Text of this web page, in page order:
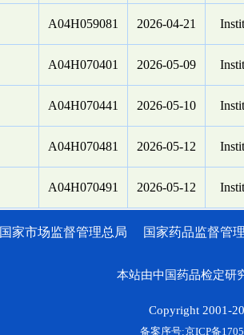
A04H059081 2026-04-21
A04H070401 2026-05-09
A04H070441 2026-05-10
A04H070481 2026-05-12
A04H070491 2026-05-12
国家市场监督管理总局 国家药品监督管
本站由中国药品检定研
Copyright 2001-
备案序号:京ICP备